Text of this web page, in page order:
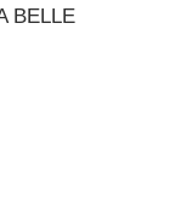
BELLE